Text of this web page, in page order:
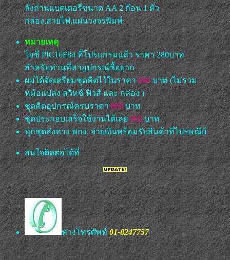
ลังถ่านแบตเตอรี่ขนาด AA 2 ก้อน 1 ตัว
กล่อง,สายไฟ,แผ่นวงจรพิมพ์
หมายเหตุ
ไอซี PIC16F84 ที่โปรแกรมแล้ว ราคา 280บาท
สำหรับท่านที่หาอุปกรณ์ซื้อยาก
ผมได้จัดเตรียมชุดคิตไว้ในราคา660บาท (ไม่รวม
หม้อแปลง สวิทช์ ฟิวส์ และ กล่อง )
ชุดคิตอุปกรณ์ครบราคา860บาท
ชุดประกอบเสร็จใช้งานได้เลย960บาท
ทุกชุดส่งทางพกง. จ่ายเงินพร้อมรับสินค้าที่ไปรษณีย์
สนใจติดต่อได้ที่
ทางโทรศัพท์01-8247757